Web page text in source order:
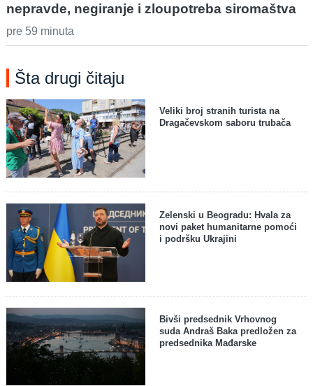
nepravde, negiranje i zloupotreba siromaštva
pre 59 minuta
Šta drugi čitaju
Veliki broj stranih turista na
Dragačevskom saboru trubača
Zelenski u Beogradu: Hvala za
novi paket humanitarne pomoći
i podršku Ukrajini
Bivši predsednik Vrhovnog
suda Andraš Baka predložen za
predsednika Mađarske